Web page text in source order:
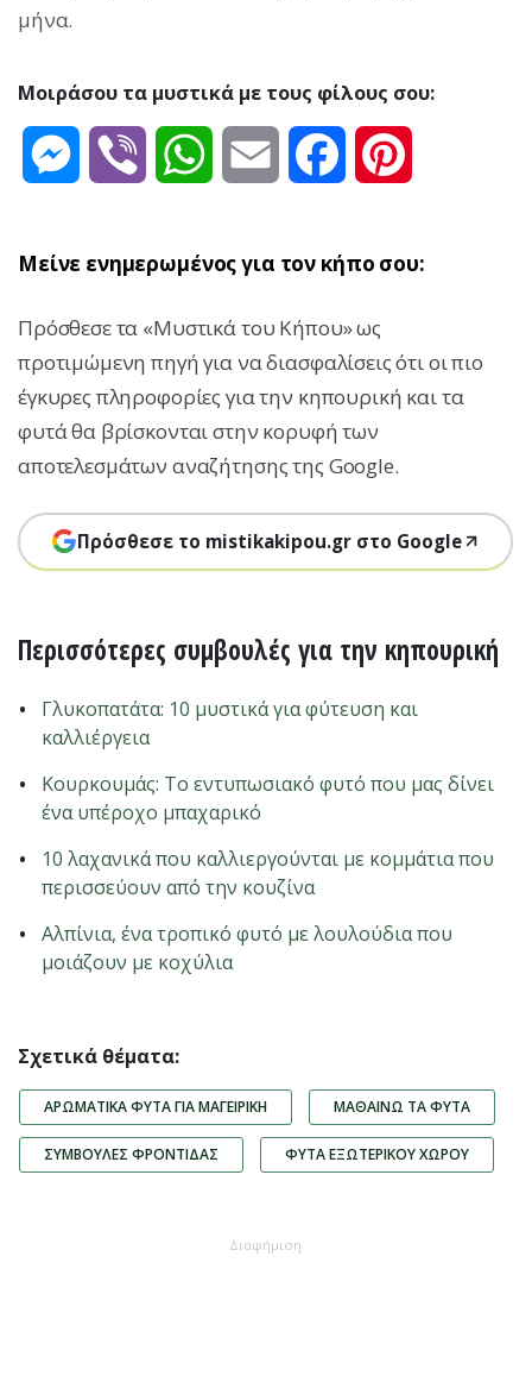
μήνα.
Μοιράσου τα μυστικά με τους φίλους σου:
Messenger
Viber WhatsAppEmail Facebook
Μείνε ενημερωμένος για τον κήπο σου:
Πρόσθεσε τα «Μυστικά του Κήπου» ως
προτιμώμενη πηγή για να διασφαλίσεις ότι οι πιο
έγκυρες πληροφορίες για την κηπουρική και τα
φυτά θα βρίσκονται στην κορυφή των
αποτελεσμάτων αναζήτησης της Google.
Πρόσθεσε το mistikakipou.gr στο Google
Περισσότερες συμβουλές για την κηπουρική
Γλυκοπατάτα: 10 μυστικά για φύτευση και
καλλιέργεια
Κουρκουμάς: Το εντυπωσιακό φυτό που μας δίνει
ένα υπέροχο μπαχαρικό
10 λαχανικά που καλλιεργούνται με κομμάτια που
περισσεύουν από την κουζίνα
Αλπίνια, ένα τροπικό φυτό με λουλούδια που
μοιάζουν με κοχύλια
Σχετικά θέματα:
ΑΡΩΜΑΤΙΚΆ ΦΥΤΆ ΓΙΑ ΜΑΓΕΙΡΙΚΉ ΜΑΘΑΊΝΩ ΤΑ ΦΥΤΆ
ΣΥΜΒΟΥΛΈΣ ΦΡΟΝΤΊΔΑΣ ΦΥΤΆ ΕΞΩΤΕΡΙΚΟΎ ΧΏΡΟΥ
Διαφήμιση